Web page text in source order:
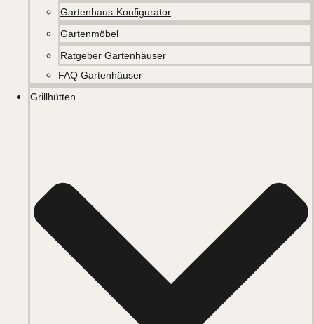
Gartenhaus-Konfigurator
Gartenmöbel
Ratgeber Gartenhäuser
FAQ Gartenhäuser
Grillhütten